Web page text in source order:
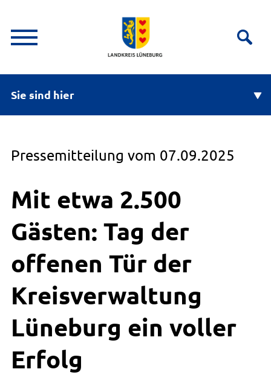
Sie sind hier
Pressemitteilung vom 07.09.2025
Mit etwa 2.500
Gästen: Tag der
offenen Tür der
Kreisverwaltung
Lüneburg ein voller
Erfolg